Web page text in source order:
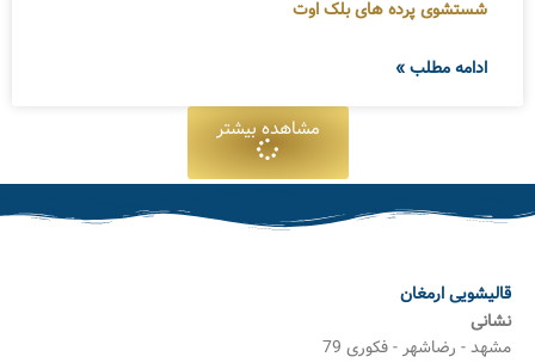
شستشوی پرده های بلک اوت
ادامه مطلب »
مشاهده بیشتر
قالیشویی ارمغان
نشانی
مشهد - رضاشهر - فکوری 79